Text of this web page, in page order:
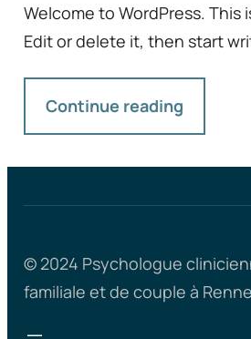
Welcome to WordPress. This
Edit or delete it, then start
Continue reading
© 2024 Psychologue
familiale et de couple à